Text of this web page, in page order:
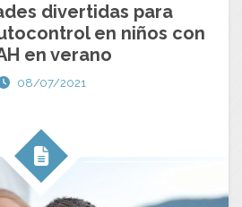
divertidas para
en niños con
en verano
08/07/2021